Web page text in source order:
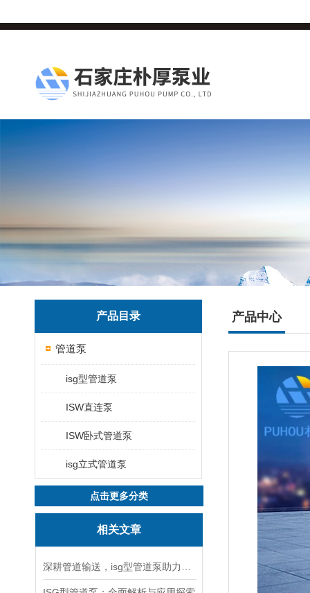
产品目录
管道泵
isg型管道泵
ISW直连泵
ISW卧式管道泵
isg立式管道泵
点击更多分类
相关文章
产品中心